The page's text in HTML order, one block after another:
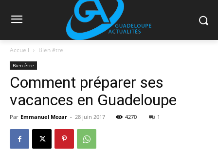
Accueil Bien être
Bien être
Comment préparer ses
vacances en Guadeloupe
Par Emmanuel Mozar - 28 juin 2017 4270 1